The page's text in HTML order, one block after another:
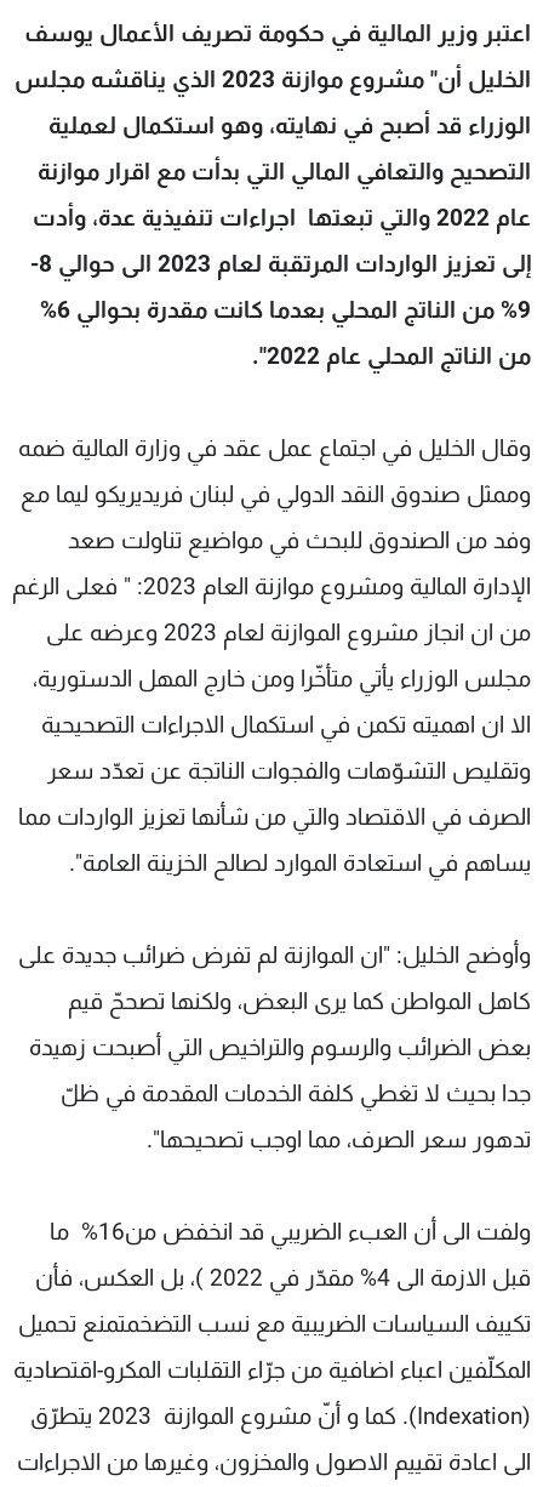
اعتبر وزير المالية في حكومة تصريف الأعمال يوسف
الخليل أن" مشروع موازنة 2023 الذي يناقشه مجلس
الوزراء قد أصبح في نهايته، وهو استكمال لعملية
التصحيح والتعافي المالي التي بدأت مع اقرار موازنة
عام 2022 والتي تبعتها اجراءات تنفيذية عدة، وأدت
إلى تعزيز الواردات المرتقبة لعام 2023 الى حوالي 8-
9% من الناتج المحلي بعدما كانت مقدرة بحوالي 6%
من الناتج المحلي عام 2022".
وقال الخليل في اجتماع عمل عقد في وزارة المالية ضمه
وممثل صندوق النقد الدولي في لبنان فريديريكو ليما مع
وفد من الصندوق للبحث في مواضيع تناولت صعد
الإدارة المالية ومشروع موازنة العام 2023: " فعلى الرغم
من ان انجاز مشروع الموازنة لعام 2023 وعرضه على
مجلس الوزراء يأتي متأخّرا ومن خارج المهل الدستورية،
الا ان اهميته تكمن في استكمال الاجراءات التصحيحية
وتقليص التشوّهات والفجوات الناتجة عن تعدّد سعر
الصرف في الاقتصاد والتي من شأنها تعزيز الواردات مما
يساهم في استعادة الموارد لصالح الخزينة العامة".
وأوضح الخليل: "ان الموازنة لم تفرض ضرائب جديدة على
كاهل المواطن كما يرى البعض، ولكنها تصححّ قيم
بعض الضرائب والرسوم والتراخيص التي أصبحت زهيدة
جدا بحيث لا تغطي كلفة الخدمات المقدمة في ظلّ
تدهور سعر الصرف، مما اوجب تصحيحها".
ولفت الى أن العبء الضريبي قد انخفض من16% ما
قبل الازمة الى 4% مقدّر في 2022 )، بل العكس، فأن
تكييف السياسات الضريبية مع نسب التضخمتمنع تحميل
المكلّفين اعباء اضافية من جرّاء التقلبات المكرو-اقتصادية
(Indexation). كما و أنّ مشروع الموازنة 2023 يتطرّق
الى اعادة تقييم الاصول والمخزون، وغيرها من الاجراءات
شاهد البرامج
الترددات
عن MTV
الإنـتـاج
لاعلاناتكم
وظائف
تواصل معنا
شروط الإسـتخدام
سياسة الخصوصية